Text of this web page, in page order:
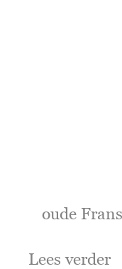
oude
Lees verder